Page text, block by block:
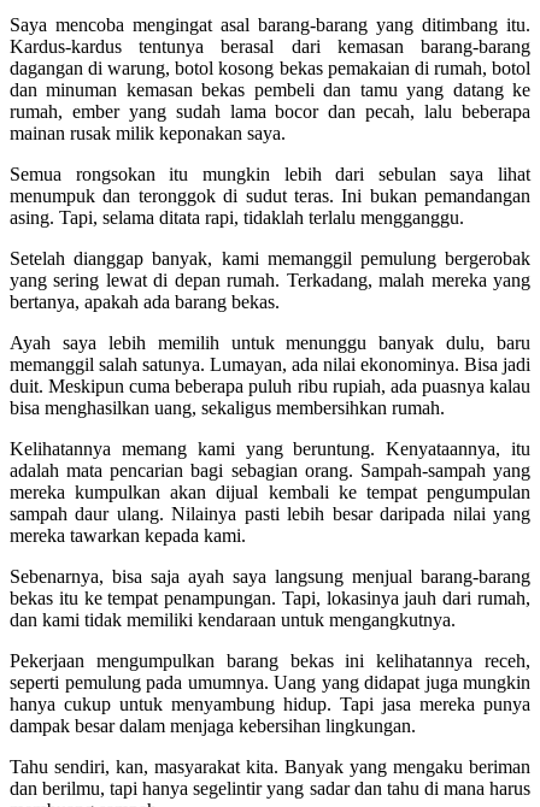
Saya mencoba mengingat asal barang-barang yang ditimbang itu.
Kardus-kardus tentunya berasal dari kemasan barang-barang
dagangan di warung, botol kosong bekas pemakaian di rumah, botol
dan minuman kemasan bekas pembeli dan tamu yang datang ke
rumah, ember yang sudah lama bocor dan pecah, lalu beberapa
mainan rusak milik keponakan saya.
Semua rongsokan itu mungkin lebih dari sebulan saya lihat
menumpuk dan teronggok di sudut teras. Ini bukan pemandangan
asing. Tapi, selama ditata rapi, tidaklah terlalu mengganggu.
Setelah dianggap banyak, kami memanggil pemulung bergerobak
yang sering lewat di depan rumah. Terkadang, malah mereka yang
bertanya, apakah ada barang bekas.
Ayah saya lebih memilih untuk menunggu banyak dulu, baru
memanggil salah satunya. Lumayan, ada nilai ekonominya. Bisa jadi
duit. Meskipun cuma beberapa puluh ribu rupiah, ada puasnya kalau
bisa menghasilkan uang, sekaligus membersihkan rumah.
Kelihatannya memang kami yang beruntung. Kenyataannya, itu
adalah mata pencarian bagi sebagian orang. Sampah-sampah yang
mereka kumpulkan akan dijual kembali ke tempat pengumpulan
sampah daur ulang. Nilainya pasti lebih besar daripada nilai yang
mereka tawarkan kepada kami.
Sebenarnya, bisa saja ayah saya langsung menjual barang-barang
bekas itu ke tempat penampungan. Tapi, lokasinya jauh dari rumah,
dan kami tidak memiliki kendaraan untuk mengangkutnya.
Pekerjaan mengumpulkan barang bekas ini kelihatannya receh,
seperti pemulung pada umumnya. Uang yang didapat juga mungkin
hanya cukup untuk menyambung hidup. Tapi jasa mereka punya
dampak besar dalam menjaga kebersihan lingkungan.
Tahu sendiri, kan, masyarakat kita. Banyak yang mengaku beriman
dan berilmu, tapi hanya segelintir yang sadar dan tahu di mana harus